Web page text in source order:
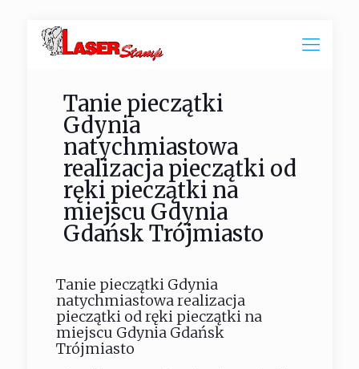
Tanie pieczątki
Gdynia
natychmiastowa
realizacja pieczątki od
ręki pieczątki na
miejscu Gdynia
Gdańsk Trójmiasto
Tanie pieczątki Gdynia
natychmiastowa realizacja
pieczątki od ręki pieczątki na
miejscu Gdynia Gdańsk
Trójmiasto